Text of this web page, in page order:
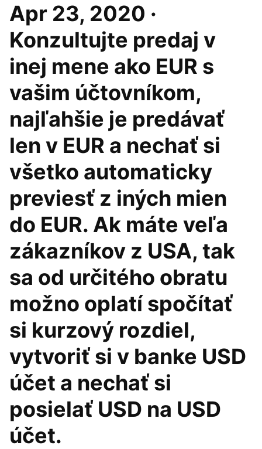
Apr 23, 2020 ·
Konzultujte predaj v
inej mene ako EUR s
vašim účtovníkom,
najľahšie je predávať
len v EUR a nechať si
všetko automaticky
previesť z iných mien
do EUR. Ak máte veľa
zákazníkov z USA, tak
sa od určitého obratu
možno oplatí spočítať
si kurzový rozdiel,
vytvoriť si v banke USD
účet a nechať si
posielať USD na USD
účet.